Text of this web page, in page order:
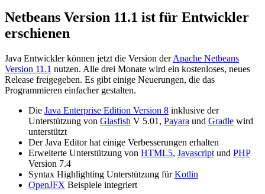
Netbeans Version 11.1 ist für Entwickler
erschienen
Java Entwickler können jetzt die Version derApache Netbeans
Version 11.1 nutzen. Alle drei Monate wird ein kostenloses, neues
Release freigegeben. Es gibt einige Neuerungen, die das
Programmieren einfacher gestalten.
Die Java Enterprise Edition Version 8 inklusive der
Unterstützung von Glasfish V 5.01, Payara und Gradle wird
unterstützt
Der Java Editor hat einige Verbesserungen erhalten
Erweiterte Unterstützung von HTML5, Javascript und PHP
Version 7.4
Syntax Highlighting Unterstützung fürKotlin
OpenJFX Beispiele integriert